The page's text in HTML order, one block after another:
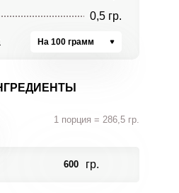
0,5 гр.
На 100 грамм
1 порция = 286,5 гр.
600 гр.